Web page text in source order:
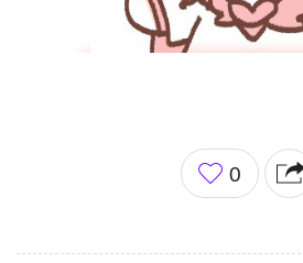
좋
아
0